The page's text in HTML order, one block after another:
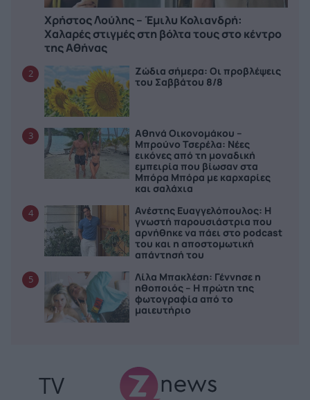
Χρήστος Λούλης – Έμιλυ Κολιανδρή:
Χαλαρές στιγμές στη βόλτα τους στο κέντρο
της Αθήνας
2
Ζώδια σήμερα: Οι προβλέψεις
του Σαββάτου 8/8
3
Αθηνά Οικονομάκου –
Μπρούνο Τσερέλα: Νέες
εικόνες από τη μοναδική
εμπειρία που βίωσαν στα
Μπόρα Μπόρα με καρχαρίες
και σαλάχια
4
Ανέστης Ευαγγελόπουλος: Η
γνωστή παρουσιάστρια που
αρνήθηκε να πάει στο podcast
του και η αποστομωτική
απάντησή του
5
Λίλα Μπακλέση: Γέννησε η
ηθοποιός – Η πρώτη της
φωτογραφία από το
μαιευτήριο
TV